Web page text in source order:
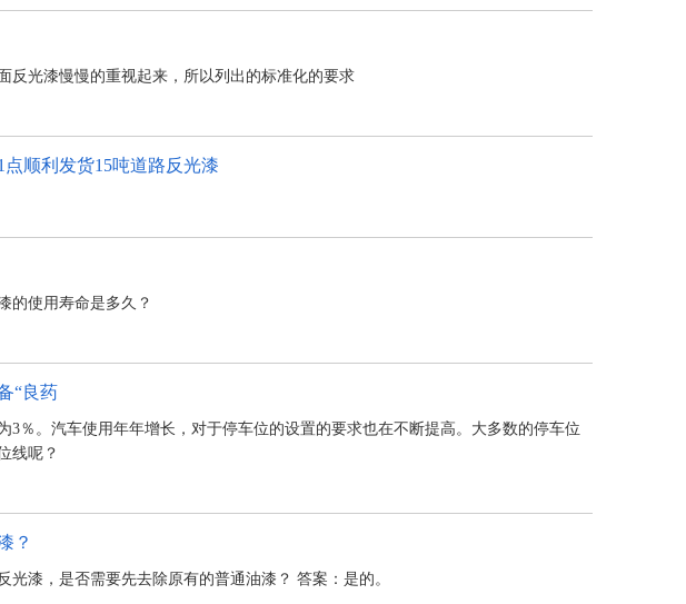
反光漆慢慢的重视起来，所以列出的标准化的要求
顺利发货15吨道路反光漆
的使用寿命是多久？
“良药
3％。汽车使用年年增长，对于停车位的设置的要求也在不断提高。大多数的停车位
线呢？
？
漆，是否需要先去除原有的普通油漆？ 答案：是的。